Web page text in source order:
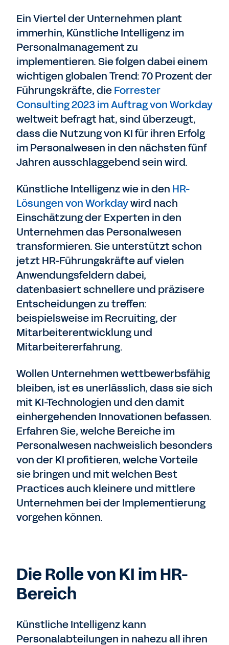
Ein Viertel der Unternehmen plant
immerhin, Künstliche Intelligenz im
Personalmanagement zu
implementieren. Sie folgen dabei einem
wichtigen globalen Trend: 70 Prozent der
Führungskräfte, dieForrester
Consulting 2023 im Auftrag von Workday
weltweit befragt hat, sind überzeugt,
dass die Nutzung von KI für ihren Erfolg
im Personalwesen in den nächsten fünf
Jahren ausschlaggebend sein wird.
Künstliche Intelligenz wie in den HR-
Lösungen von Workdaywird nach
Einschätzung der Experten in den
Unternehmen das Personalwesen
transformieren. Sie unterstützt schon
jetzt HR-Führungskräfte auf vielen
Anwendungsfeldern dabei,
datenbasiert schnellere und präzisere
Entscheidungen zu treffen:
beispielsweise im Recruiting, der
Mitarbeiterentwicklung und
Mitarbeitererfahrung.
Wollen Unternehmen wettbewerbsfähig
bleiben, ist es unerlässlich, dass sie sich
mit KI-Technologien und den damit
einhergehenden Innovationen befassen.
Erfahren Sie, welche Bereiche im
Personalwesen nachweislich besonders
von der KI profitieren, welche Vorteile
sie bringen und mit welchen Best
Practices auch kleinere und mittlere
Unternehmen bei der Implementierung
vorgehen können.
Die Rolle von KI im HR-
Bereich
Künstliche Intelligenz kann
Personalabteilungen in nahezu all ihren